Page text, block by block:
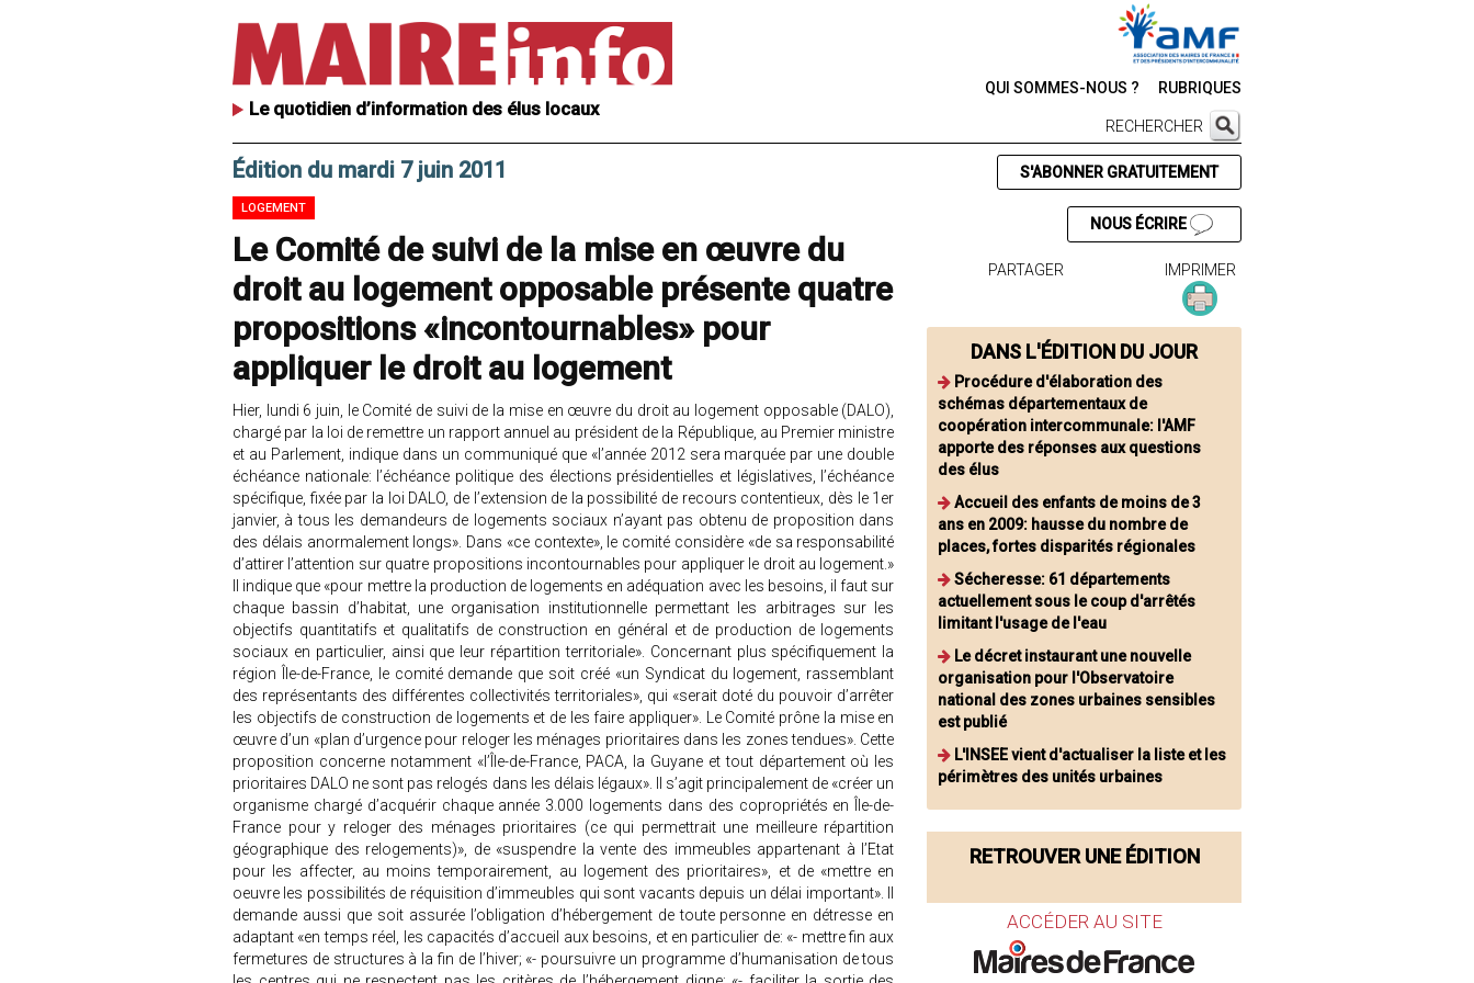
Le quotidien d’information des élus locaux
QUI SOMMES-NOUS ? RUBRIQUES
RECHERCHER
Édition du mardi 7 juin 2011
LOGEMENT
Le Comité de suivi de la mise en œuvre du
droit au logement opposable présente quatre
propositions «incontournables» pour
appliquer le droit au logement
Hier, lundi 6 juin, le Comité de suivi de la mise en œuvre du droit au logement opposable (DALO),
chargé par la loi de remettre un rapport annuel au président de la République, au Premier ministre
et au Parlement, indique dans un communiqué que «l’année 2012 sera marquée par une double
échéance nationale: l’échéance politique des élections présidentielles et législatives, l’échéance
spécifique, fixée par la loi DALO, de l’extension de la possibilité de recours contentieux, dès le 1er
janvier, à tous les demandeurs de logements sociaux n’ayant pas obtenu de proposition dans
des délais anormalement longs». Dans «ce contexte», le comité considère «de sa responsabilité
d’attirer l’attention sur quatre propositions incontournables pour appliquer le droit au logement.»
Il indique que «pour mettre la production de logements en adéquation avec les besoins, il faut sur
chaque bassin d’habitat, une organisation institutionnelle permettant les arbitrages sur les
objectifs quantitatifs et qualitatifs de construction en général et de production de logements
sociaux en particulier, ainsi que leur répartition territoriale». Concernant plus spécifiquement la
région Île-de-France, le comité demande que soit créé «un Syndicat du logement, rassemblant
des représentants des différentes collectivités territoriales», qui «serait doté du pouvoir d’arrêter
les objectifs de construction de logements et de les faire appliquer». Le Comité prône la mise en
œuvre d’un «plan d’urgence pour reloger les ménages prioritaires dans les zones tendues». Cette
proposition concerne notamment «l’Île-de-France, PACA, la Guyane et tout département où les
prioritaires DALO ne sont pas relogés dans les délais légaux». Il s’agit principalement de «créer un
organisme chargé d’acquérir chaque année 3.000 logements dans des copropriétés en Île-de-
France pour y reloger des ménages prioritaires (ce qui permettrait une meilleure répartition
géographique des relogements)», de «suspendre la vente des immeubles appartenant à l’Etat
pour les affecter, au moins temporairement, au logement des prioritaires», et de «mettre en
oeuvre les possibilités de réquisition d’immeubles qui sont vacants depuis un délai important». Il
demande aussi que soit assurée l’obligation d’hébergement de toute personne en détresse en
adaptant «en temps réel, les capacités d’accueil aux besoins, et en particulier de: «- mettre fin aux
fermetures de structures à la fin de l’hiver; «- poursuivre un programme d’humanisation de tous
S'ABONNER GRATUITEMENT
NOUS ÉCRIRE
PARTAGER IMPRIMER
DANS L'ÉDITION DU JOUR
Procédure d'élaboration des
schémas départementaux de
coopération intercommunale: l'AMF
apporte des réponses aux questions
des élus
Accueil des enfants de moins de 3
ans en 2009: hausse du nombre de
places, fortes disparités régionales
Sécheresse: 61 départements
actuellement sous le coup d'arrêtés
limitant l'usage de l'eau
Le décret instaurant une nouvelle
organisation pour l'Observatoire
national des zones urbaines sensibles
est publié
L'INSEE vient d'actualiser la liste et les
périmètres des unités urbaines
RETROUVER UNE ÉDITION
ACCÉDER AU SITE